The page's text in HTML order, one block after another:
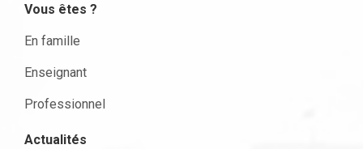
Vous êtes ?
En famille
Enseignant
Professionnel
Actualités